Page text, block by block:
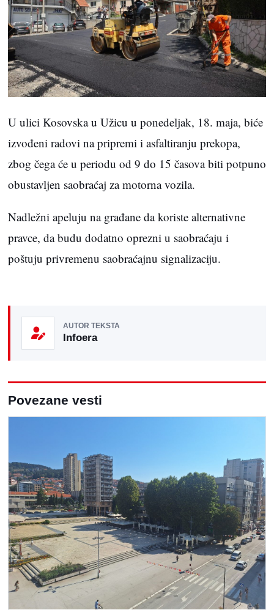
U ulici Kosovska u Užicu u ponedeljak, 18. maja, biće
izvođeni radovi na pripremi i asfaltiranju prekopa,
zbog čega će u periodu od 9 do 15 časova biti potpuno
obustavljen saobraćaj za motorna vozila.
Nadležni apeluju na građane da koriste alternativne
pravce, da budu dodatno oprezni u saobraćaju i
poštuju privremenu saobraćajnu signalizaciju.
AUTOR TEKSTA
Infoera
Povezane vesti